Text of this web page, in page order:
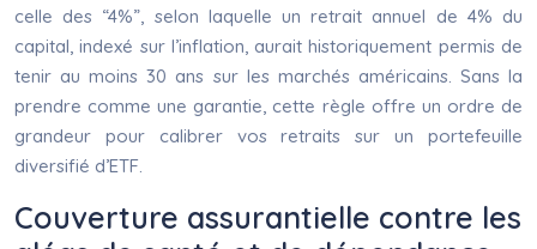
celle des “4%”, selon laquelle un retrait annuel de 4% du
capital, indexé sur l’inflation, aurait historiquement permis de
tenir au moins 30 ans sur les marchés américains. Sans la
prendre comme une garantie, cette règle offre un ordre de
grandeur pour calibrer vos retraits sur un portefeuille
diversifié d’ETF.
Couverture assurantielle contre les